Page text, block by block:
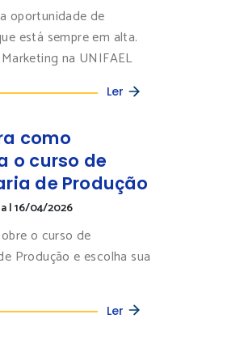
oportunidade de
está sempre em alta.
na UNIFAEL
Ler
como
o curso de
de Produção
|16/04/2026
o curso de
Produção e escolha sua
Ler